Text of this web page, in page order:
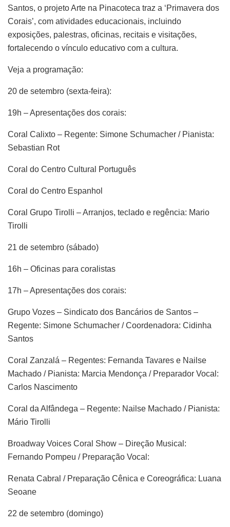
Santos, o projeto Arte na Pinacoteca traz a ‘Primavera dos
Corais’, com atividades educacionais, incluindo
exposições, palestras, oficinas, recitais e visitações,
fortalecendo o vínculo educativo com a cultura.
Veja a programação:
20 de setembro (sexta-feira):
19h – Apresentações dos corais:
Coral Calixto – Regente: Simone Schumacher / Pianista:
Sebastian Rot
Coral do Centro Cultural Português
Coral do Centro Espanhol
Coral Grupo Tirolli – Arranjos, teclado e regência: Mario
Tirolli
21 de setembro (sábado)
16h – Oficinas para coralistas
17h – Apresentações dos corais:
Grupo Vozes – Sindicato dos Bancários de Santos –
Regente: Simone Schumacher / Coordenadora: Cidinha
Santos
Coral Zanzalá – Regentes: Fernanda Tavares e Nailse
Machado / Pianista: Marcia Mendonça / Preparador Vocal:
Carlos Nascimento
Coral da Alfândega – Regente: Nailse Machado / Pianista:
Mário Tirolli
Broadway Voices Coral Show – Direção Musical:
Fernando Pompeu / Preparação Vocal:
Renata Cabral / Preparação Cênica e Coreográfica: Luana
Seoane
22 de setembro (domingo)